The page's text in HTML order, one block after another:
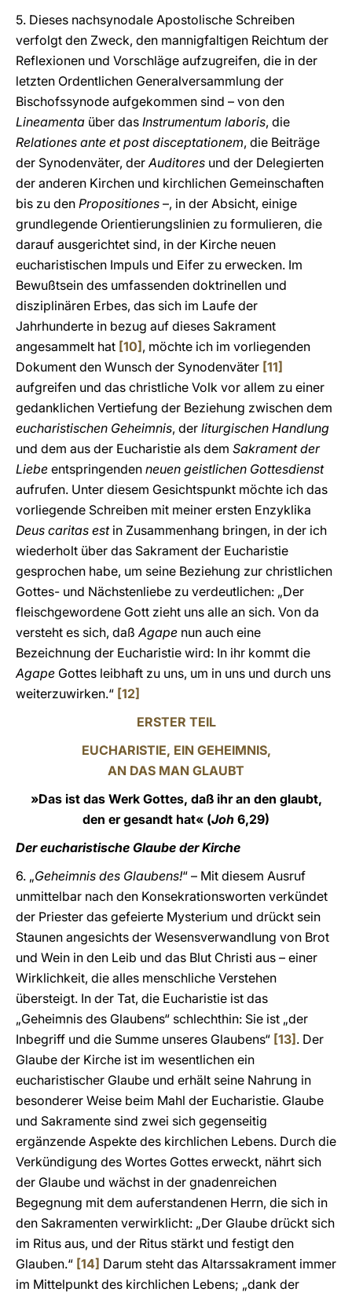
5. Dieses nachsynodale Apostolische Schreiben
verfolgt den Zweck, den mannigfaltigen Reichtum der
Reflexionen und Vorschläge aufzugreifen, die in der
letzten Ordentlichen Generalversammlung der
Bischofssynode aufgekommen sind – von den
Lineamenta über das Instrumentum laboris, die
Relationes ante et post disceptationem, die Beiträge
der Synodenväter, derAuditores und der Delegierten
der anderen Kirchen und kirchlichen Gemeinschaften
bis zu den Propositiones –, in der Absicht, einige
grundlegende Orientierungslinien zu formulieren, die
darauf ausgerichtet sind, in der Kirche neuen
eucharistischen Impuls und Eifer zu erwecken. Im
Bewußtsein des umfassenden doktrinellen und
disziplinären Erbes, das sich im Laufe der
Jahrhunderte in bezug auf dieses Sakrament
angesammelt hat [10] , möchte ich im vorliegenden
Dokument den Wunsch der Synodenväter [11]
aufgreifen und das christliche Volk vor allem zu einer
gedanklichen Vertiefung der Beziehung zwischen dem
eucharistischen Geheimnis, der liturgischen Handlung
und dem aus der Eucharistie als dem Sakrament der
Liebe entspringenden neuen geistlichen Gottesdienst
aufrufen. Unter diesem Gesichtspunkt möchte ich das
vorliegende Schreiben mit meiner ersten Enzyklika
Deus caritas estin Zusammenhang bringen, in der ich
wiederholt über das Sakrament der Eucharistie
gesprochen habe, um seine Beziehung zur christlichen
Gottes- und Nächstenliebe zu verdeutlichen: „Der
fleischgewordene Gott zieht uns alle an sich. Von da
versteht es sich, daßAgape nun auch eine
Bezeichnung der Eucharistie wird: In ihr kommt die
Agape Gottes leibhaft zu uns, um in uns und durch uns
weiterzuwirken.“ [12]
ERSTER TEIL
EUCHARISTIE, EIN GEHEIMNIS,
AN DAS MAN GLAUBT
»Das ist das Werk Gottes, daß ihr an den glaubt,
den er gesandt hat« (Joh 6,29)
Der eucharistische Glaube der Kirche
6. „Geheimnis des Glaubens!“ – Mit diesem Ausruf
unmittelbar nach den Konsekrationsworten verkündet
der Priester das gefeierte Mysterium und drückt sein
Staunen angesichts der Wesensverwandlung von Brot
und Wein in den Leib und das Blut Christi aus – einer
Wirklichkeit, die alles menschliche Verstehen
übersteigt. In der Tat, die Eucharistie ist das
„Geheimnis des Glaubens“ schlechthin: Sie ist „der
Inbegriff und die Summe unseres Glaubens“ [13] . Der
Glaube der Kirche ist im wesentlichen ein
eucharistischer Glaube und erhält seine Nahrung in
besonderer Weise beim Mahl der Eucharistie. Glaube
und Sakramente sind zwei sich gegenseitig
ergänzende Aspekte des kirchlichen Lebens. Durch die
Verkündigung des Wortes Gottes erweckt, nährt sich
der Glaube und wächst in der gnadenreichen
Begegnung mit dem auferstandenen Herrn, die sich in
den Sakramenten verwirklicht: „Der Glaube drückt sich
im Ritus aus, und der Ritus stärkt und festigt den
Glauben.“ [14] Darum steht das Altarssakrament immer
im Mittelpunkt des kirchlichen Lebens; „dank der